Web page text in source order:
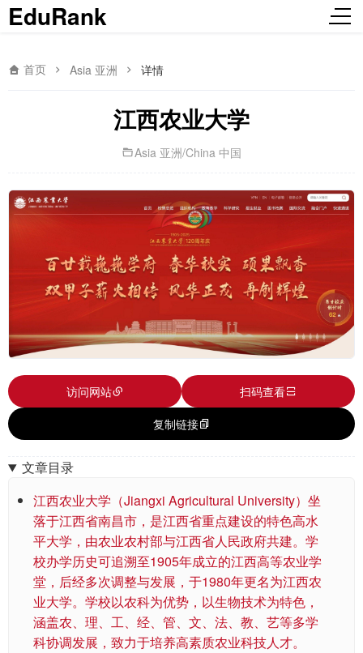
EduRank
首页 Asia 亚洲 详情
江西农业大学
Asia 亚洲/China 中国
访问网站
扫码查看
复制链接
文章目录
江西农业大学（Jiangxi Agricultural University）坐
落于江西省南昌市，是江西省重点建设的特色高水
平大学，由农业农村部与江西省人民政府共建。学
校办学历史可追溯至1905年成立的江西高等农业学
堂，后经多次调整与发展，于1980年更名为江西农
业大学。学校以农科为优势，以生物技术为特色，
涵盖农、理、工、经、管、文、法、教、艺等多学
科协调发展，致力于培养高素质农业科技人才。